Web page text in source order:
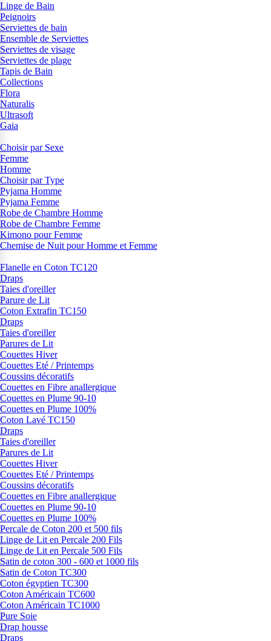
Linge de Bain
Peignoirs
Serviettes de bain
Ensemble de Serviettes
Serviettes de visage
Serviettes de plage
Tapis de Bain
Collections
Flora
Naturalis
Ultrasoft
Gaia
Choisir par Sexe
Femme
Homme
Choisir par Type
Pyjama Homme
Pyjama Femme
Robe de Chambre Homme
Robe de Chambre Femme
Kimono pour Femme
Chemise de Nuit pour Homme et Femme
Flanelle en Coton TC120
Draps
Taies d'oreiller
Parure de Lit
Coton Extrafin TC150
Draps
Taies d'oreiller
Parures de Lit
Couettes Hiver
Couettes Eté / Printemps
Coussins décoratifs
Couettes en Fibre anallergique
Couettes en Plume 90-10
Couettes en Plume 100%
Coton Lavé TC150
Draps
Taies d'oreiller
Parures de Lit
Couettes Hiver
Couettes Eté / Printemps
Coussins décoratifs
Couettes en Fibre anallergique
Couettes en Plume 90-10
Couettes en Plume 100%
Percale de Coton 200 et 500 fils
Linge de Lit en Percale 200 Fils
Linge de Lit en Percale 500 Fils
Satin de coton 300 - 600 et 1000 fils
Satin de Coton TC300
Coton égyptien TC300
Coton Américain TC600
Coton Américain TC1000
Pure Soie
Drap housse
Draps